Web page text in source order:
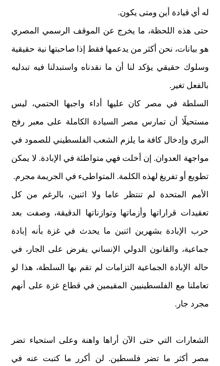
له أي قيادة أين ومتى يكون.
حتى هذه اللحظة، ما يخرج عن الموقف الرسمي المصري
هو بيانات، نحن أكثر من يدعمها فقط إذا صاحبتها نية حقيقية
وسلوك حقيقي يؤكد لنا أن ما نقدناه واستبدلنا فيه تبدليه
بالفعل تغير.
السلطة في مصر كان عليها أداء واجبها الحتمي، ليس
مستحيلًا أن تمارس مصر السيادة الكاملة على معبر رفح
البري وإدخال كافة ما يلزم الشعب الفلسطيني للصمود في
مواجهة العدوان. إن أخلت فهي متواطئة في الإبادة. لا يمكن
تطويع أو تفريغ لهذه الكلمة. المتواطىء في الجريمة مجرم.
الأمم المتحدة لم تنتظر عاما ولا اثنين، بالرغم من كل
تعقيدات قراراتها وأزماتها وتوازناتها الدقيقة، وصفت بعد
حرب الإبادة بشهرين اثنين ما يحدث في غزة بأنه إبادة
جماعية، والقانون الدولي الإنساني يفرض على الجار، في
حالة الإبادة الجماعية التزامات لم تقم بها السلطة، هذا لو
تعاملنا مع الفلسطينيين المقيمين في قطاع غزة على أنهم
مجرد جار.
الشعارات التي حتى الآن أراها واهنة وعلى استحياء تضر
مصر أكثر ما تضر فلسطين. لن أكرر ما كتبت عنه في